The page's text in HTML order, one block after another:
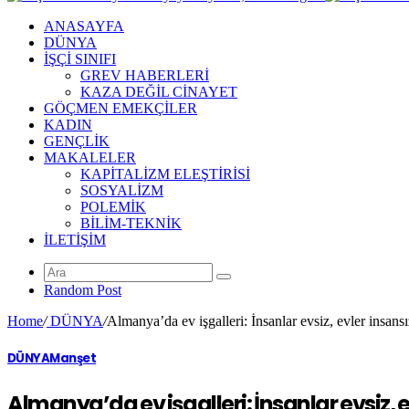
ANASAYFA
DÜNYA
İŞÇİ SINIFI
GREV HABERLERİ
KAZA DEĞİL CİNAYET
GÖÇMEN EMEKÇİLER
KADIN
GENÇLİK
MAKALELER
KAPİTALİZM ELEŞTİRİSİ
SOSYALİZM
POLEMİK
BİLİM-TEKNİK
ILETIŞIM
Random Post
Home/DÜNYA/Almanya’da ev işgalleri: İnsanlar evsiz, evler
DÜNYAManşet